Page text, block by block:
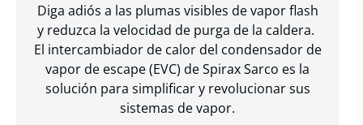
Diga adiós a las plumas visibles de vapor flash
y reduzca la velocidad de purga de la caldera.
El intercambiador de calor del condensador de
vapor de escape (EVC) de Spirax Sarco es la
solución para simplificar y revolucionar sus
sistemas de vapor.